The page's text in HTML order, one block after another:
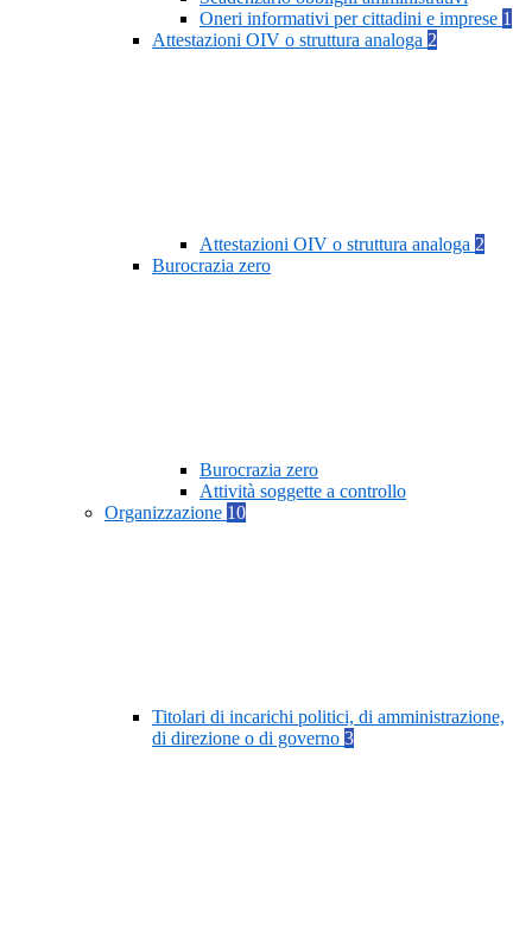
Oneri informativi per cittadini e imprese 1
Attestazioni OIV o struttura analoga 2
Attestazioni OIV o struttura analoga 2
Burocrazia zero
Burocrazia zero
Attività soggette a controllo
Organizzazione 10
Titolari di incarichi politici, di amministrazione,
di direzione o di governo 3